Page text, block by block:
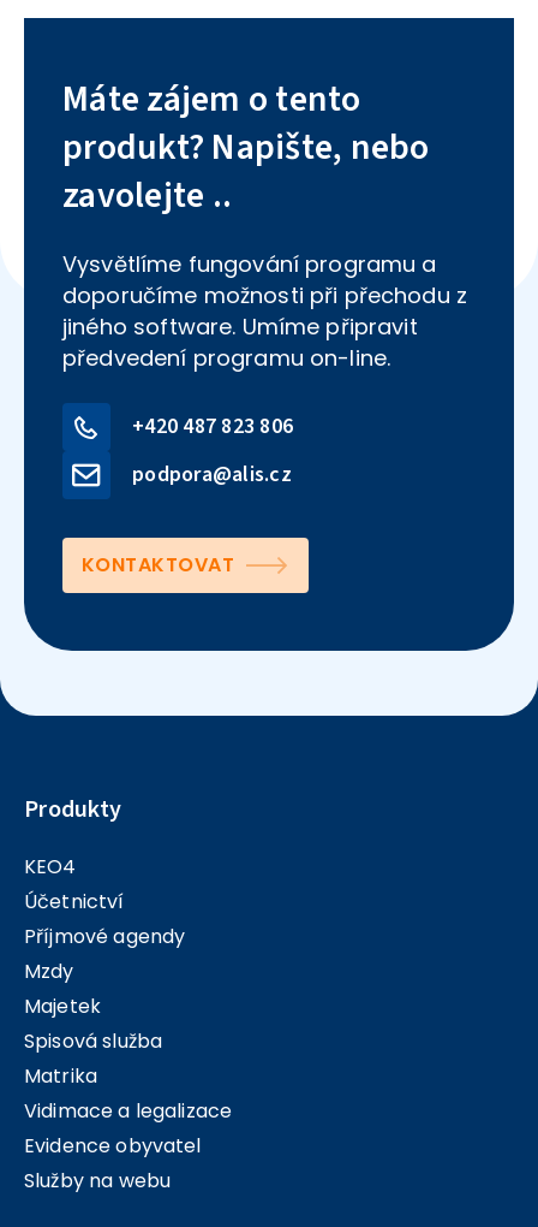
Máte zájem o tento
produkt? Napište, nebo
zavolejte ..
Vysvětlíme fungování programu a
doporučíme možnosti při přechodu z
jiného software. Umíme připravit
předvedení programu on-line.
+420 487 823 806
podpora@alis.cz
KONTAKTOVAT
Produkty
KEO4
Účetnictví
Příjmové agendy
Mzdy
Majetek
Spisová služba
Matrika
Vidimace a legalizace
Evidence obyvatel
Služby na webu